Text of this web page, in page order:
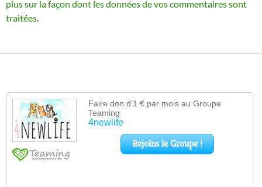
plus sur la façon dont les données de vos commentaires sont
traitées.